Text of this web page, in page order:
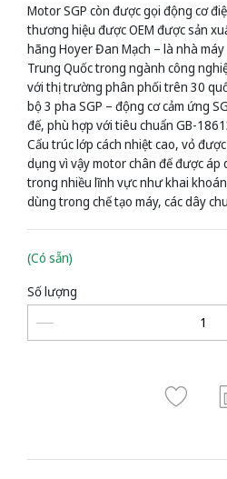
Motor SGP còn được gọi động cơ
thương hiệu được OEM được sản
hãng Hoyer Đan Mạch – là nhà
Trung Quốc trong ngành công
với thị trường phân phối trên 30
bộ 3 pha SGP – động cơ cảm ứng
đế, phù hợp với tiêu chuẩn GB-
Cấu trúc lớp cách nhiệt cao, vỏ
dụng vì vậy motor chân đế được
trong nhiều lĩnh vực như khai
dùng trong chế tạo máy, các dây
(Có sẵn)
Số lượng